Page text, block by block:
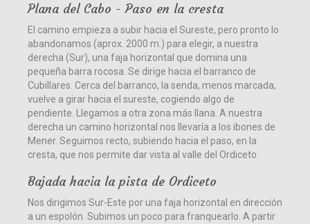
Plana del Cabo - Paso en la cresta
El camino empieza a subir hacia el Sureste, pero pronto lo
abandonamos (aprox. 2000 m.) para elegir, a nuestra
derecha (Sur), una faja horizontal que domina una
pequeña barra rocosa. Se dirige hacia el barranco de
Cubillares. Cerca del barranco, la senda, menos marcada,
vuelve a girar hacia el sureste, cogiendo algo de
pendiente. Llegamos a otra zona más llana. A nuestra
derecha un camino horizontal nos llevaría a los ibones de
Mener. Seguimos recto, subiendo hacia el paso, en la
cresta, que nos permite dar vista al valle del Ordiceto.
Bajada hacia la pista de Ordiceto
Nos dirigimos Sur-Este por una faja horizontal en dirección
a un espolón. Subimos un poco para franquearlo. A partir